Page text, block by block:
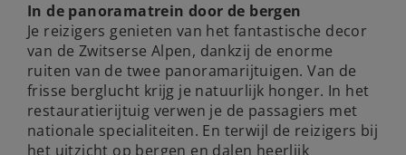
In de panoramatrein door de bergen
Je reizigers genieten van het fantastische decor
van de Zwitserse Alpen, dankzij de enorme
ruiten van de twee panoramarijtuigen. Van de
frisse berglucht krijg je natuurlijk honger. In het
restauratierijtuig verwen je de passagiers met
nationale specialiteiten. En terwijl de reizigers bij
het uitzicht op bergen en dalen heerlijk